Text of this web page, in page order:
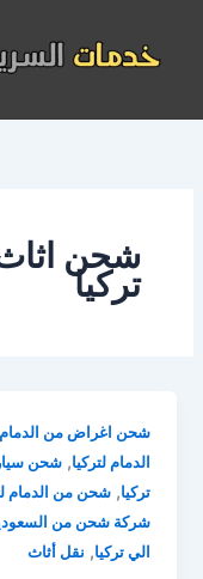
المحتوى
شحن
تركيا
شحن اغراض من الدمام
الدمام لتركيا,شحن
تركيا,شحن من الدمام
شركة شحن من
الي تركيا, نقل أثاث